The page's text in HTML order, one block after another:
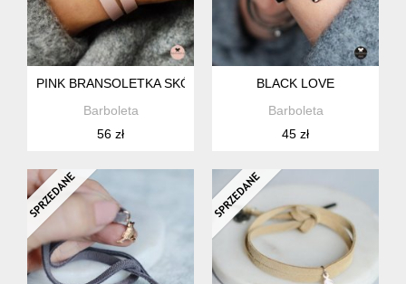
PINK BRANSOLETKA SKÓRZANA
Barboleta
56 zł
BLACK LOVE
Barboleta
45 zł